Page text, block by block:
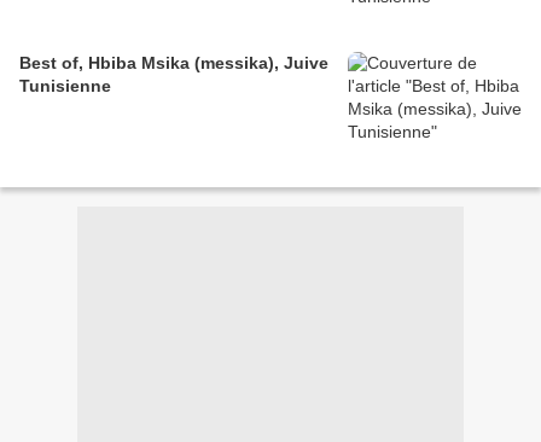
Best of, Hbiba Msika (messika), Juive
Tunisienne